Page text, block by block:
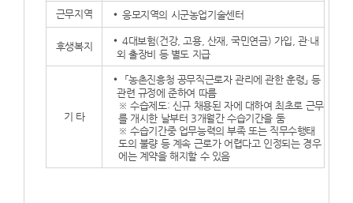
근무지역 응모지역의 시군농업기술센터
후생복지
4대보험(건강, 고용, 산재, 국민연금) 가입, 관·내
외 출장비 등 별도 지급
기 타
「농촌진흥청 공무직근로자 관리에 관한 훈령」 등
관련 규정에 준하여 따름
※ 수습제도: 신규 채용된 자에 대하여 최초로 근무
를 개시한 날부터 3개월간 수습기간을 둠
※ 수습기간중 업무능력의 부족 또는 직무수행태
도의 불량 등 계속 근로가 어렵다고 인정되는 경우
에는 계약을 해지할 수 있음